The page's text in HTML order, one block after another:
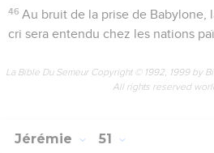
46 Au bruit de la prise de Babylone,
cri sera entendu chez les nations
La Bible Du Semeur Copyright © 1992, 1999 by
All rights reserved
Jérémie 51